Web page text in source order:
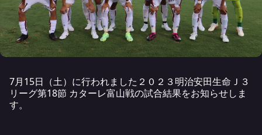
7月15日（土）に行われました２０２３明治安田生命Ｊ３
リーグ第18節 カターレ富山戦の試合結果をお知らせしま
す。